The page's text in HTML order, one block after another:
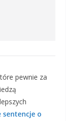
pewnie za
sentencje o